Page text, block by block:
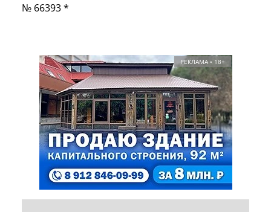
№ 66393 *
РЕКЛАМА • 18+